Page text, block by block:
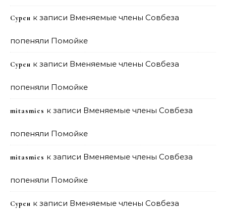
Сурен к записи Вменяемые члены Совбеза
попеняли Помойке
Сурен к записи Вменяемые члены Совбеза
попеняли Помойке
mitasmies к записи Вменяемые члены Совбеза
попеняли Помойке
mitasmies к записи Вменяемые члены Совбеза
попеняли Помойке
Сурен к записи Вменяемые члены Совбеза